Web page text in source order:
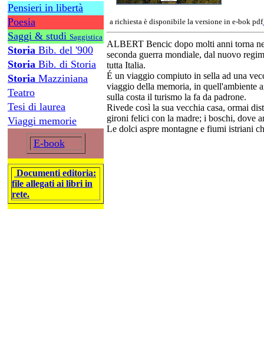
Pensieri in libertà
Poesia
Saggi & studi Saggistica
Storia Bib. del '900
Storia Bib. di Storia
Storia Mazziniana
Teatro
Tesi di laurea
Viaggi memorie
E-book
Documenti editoria:
file allegati ai libri in
rete.
a richiesta è disponibile la versione in e-bok pdf
ALBERT Bencic dopo molti anni torna
seconda guerra mondiale, dal nuovo
tutta Italia.
É un viaggio compiuto in sella ad una
viaggio della memoria, in quell'ambiente
sulla costa il turismo la fa da padrone.
Rivede così la sua vecchia casa, ormai
gironi felici con la madre; i boschi, dove
Le dolci aspre montagne e fiumi istriani